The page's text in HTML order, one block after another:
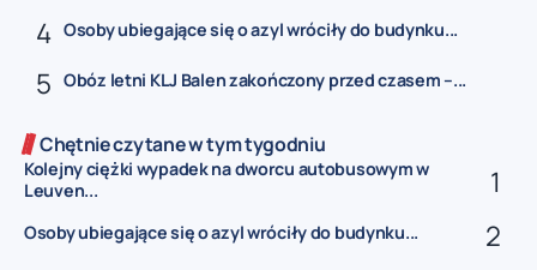
Osoby ubiegające się o azyl wróciły do budynku...
Obóz letni KLJ Balen zakończony przed czasem –...
Chętnie czytane w tym tygodniu
Kolejny ciężki wypadek na dworcu autobusowym w
Leuven...
Osoby ubiegające się o azyl wróciły do budynku...